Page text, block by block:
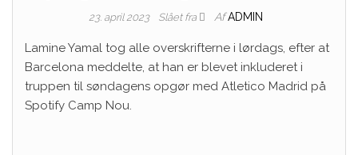
23. april 2023 Slået fra Af ADMIN
Lamine Yamal tog alle overskrifterne i lørdags, efter at
Barcelona meddelte, at han er blevet inkluderet i
truppen til søndagens opgør med Atletico Madrid på
Spotify Camp Nou.